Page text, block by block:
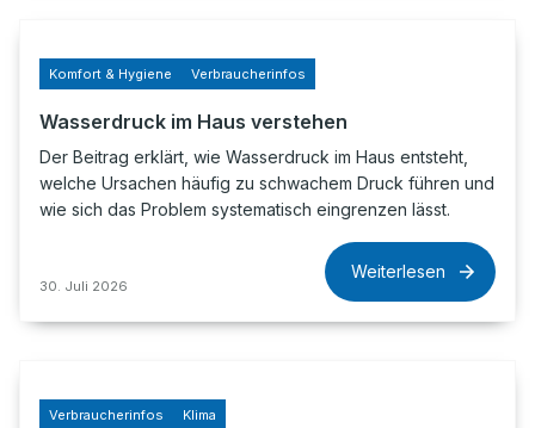
Komfort & Hygiene Verbraucherinfos
Wasserdruck im Haus verstehen
Der Beitrag erklärt, wie Wasserdruck im Haus entsteht,
welche Ursachen häufig zu schwachem Druck führen und
wie sich das Problem systematisch eingrenzen lässt.
30. Juli 2026
Weiterlesen
Verbraucherinfos Klima